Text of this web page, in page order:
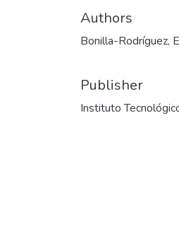
Authors
Bonilla-Rodríguez,
Publisher
Instituto